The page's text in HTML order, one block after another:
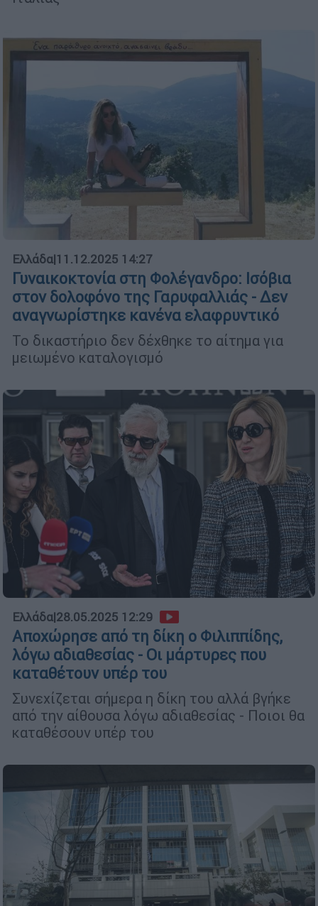
Ελλάδα|11.12.2025 14:27
Γυναικοκτονία στη Φολέγανδρο: Ισόβια
στον δολοφόνο της Γαρυφαλλιάς - Δεν
αναγνωρίστηκε κανένα ελαφρυντικό
Το δικαστήριο δεν δέχθηκε το αίτημα για
μειωμένο καταλογισμό
Ελλάδα|28.05.2025 12:29
Αποχώρησε από τη δίκη ο Φιλιππίδης,
λόγω αδιαθεσίας - Οι μάρτυρες που
καταθέτουν υπέρ του
Συνεχίζεται σήμερα η δίκη του αλλά βγήκε
από την αίθουσα λόγω αδιαθεσίας - Ποιοι θα
καταθέσουν υπέρ του